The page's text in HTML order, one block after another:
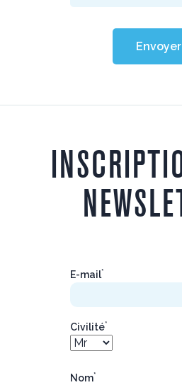
Envoyer
E-mail*
Civilité*
Nom*